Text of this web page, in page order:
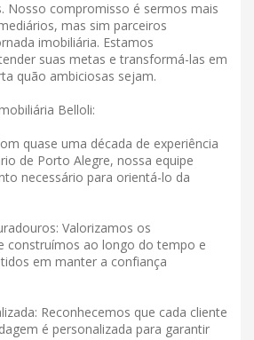
Nosso compromisso é sermos mais
mas sim parceiros
imobiliária. Estamos
suas metas e transformá-las em
quão ambiciosas sejam.
Belloli:
quase uma década de experiência
de Porto Alegre, nossa equipe
necessário para orientá-lo da
Valorizamos os
construímos ao longo do tempo e
em manter a confiança
Reconhecemos que cada cliente
é personalizada para garantir